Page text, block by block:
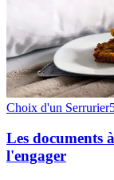
Choix d'un Serrurier
Les documents
l'engager